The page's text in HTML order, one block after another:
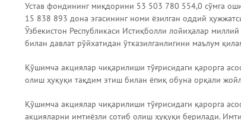
Устав фондининг миқдорини 53 503 780 554,0 сўмга
15 838 893 дона эгасининг номи ёзилган оддий
Ўзбекистон Республикаси Истиқболли лойиҳалар
билан давлат рўйхатидан ўтказилганлигини маълум
Қўшимча акциялар чиқарилиши тўғрисидаги қарорга
олиш ҳуқуқи тақдим этиш билан ёпиқ обуна орқали
Қўшимча акциялар чиқарилиши тўғрисидаги қарорга
акцияларни имтиёзли сотиб олиш ҳуқуқи берилади.